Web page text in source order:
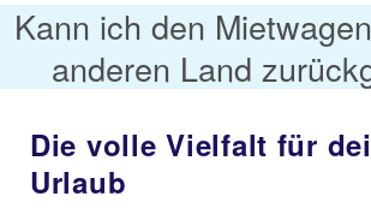
Kann ich den
anderen Land
Die volle Vielfalt für
Urlaub